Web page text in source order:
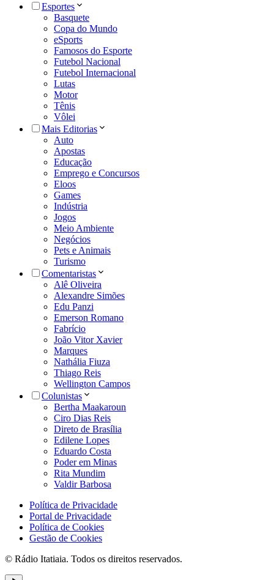
Esportes
Basquete
Copa do Mundo
eSports
Famosos do Esporte
Futebol Nacional
Futebol Internacional
Lutas
Motor
Tênis
Vôlei
Mais Editorias
Auto
Apostas
Educação
Emprego e Concursos
Eloos
Games
Indústria
Jogos
Meio Ambiente
Negócios
Pets e Animais
Turismo
Comentaristas
Alê Oliveira
Alexandre Simões
Edu Panzi
Emerson Romano
Fabrício
João Vitor Xavier
Marques
Nathália Fiuza
Thiago Reis
Wellington Campos
Colunistas
Bertha Maakaroun
Ciro Dias Reis
Direto de Brasília
Edilene Lopes
Eduardo Costa
Poder em Minas
Rita Mundim
Valdir Barbosa
Política de Privacidade
Portal de Privacidade
Política de Cookies
Gestão de Cookies
© Rádio Itatiaia. Todos os direitos reservados.